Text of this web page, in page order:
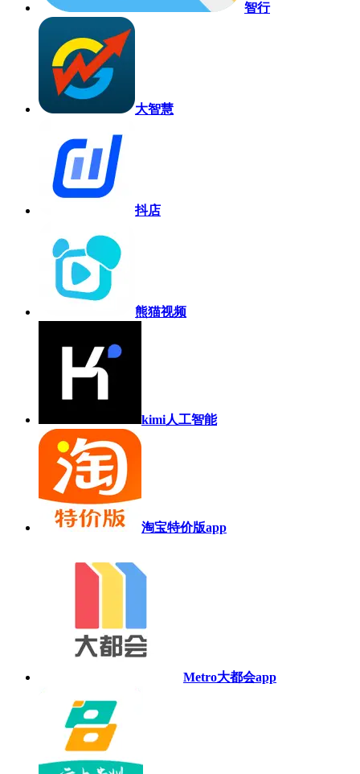
智行
大智慧
抖店
熊猫视频
kimi人工智能
淘宝特价版app
Metro大都会app